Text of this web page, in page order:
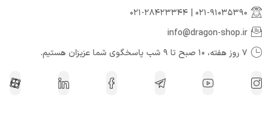
021-91035390
021-28423344
info@dragon-shop.ir
7 روز هفته، 10 صبح تا 9 شب پاسخگوی شما عزیزان هستیم.